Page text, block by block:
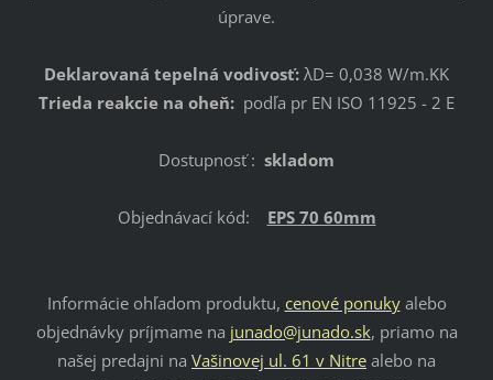
úprave.
Deklarovaná tepelná vodivosť: λD= 0,038 W/m.KK
Trieda reakcie na oheň: podľa pr EN ISO 11925 - 2 E
Dostupnosť : skladom
Objednávací kód: EPS 70 60mm
Informácie ohľadom produktu, cenové ponukyalebo
objednávky príjmame na junado@junado.sk, priamo na
našej predajni na Vašinovej ul. 61 v Nitre alebo na